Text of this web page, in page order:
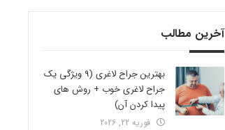
آخرین مطالب
بهترین جراح لاغری (9 ویژگی یک
جراح لاغری خوب + روش های
پیدا کردن آن)
فوریه 22, 2026